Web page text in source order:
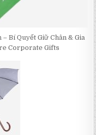
Bí Quyết Giữ Chân & Gia
Corporate Gifts